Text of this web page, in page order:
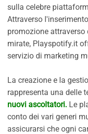
sulla celebre
Attraverso
promozione
mirate, Playspotify.it
servizio di marketing
La creazione e la
rappresenta una delle
nuovi ascoltatori. Le
conto dei vari generi
assicurarsi che ogni